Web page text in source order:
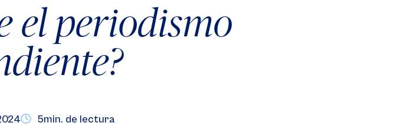
el periodismo
5min. de lectura